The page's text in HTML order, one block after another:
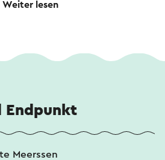
einen Blick hineinwerfen?
360-Grad-Tour
der QR-Code auf dem
Basilika zugänglich.
Weiter lesen
Endpunkt
Meerssen